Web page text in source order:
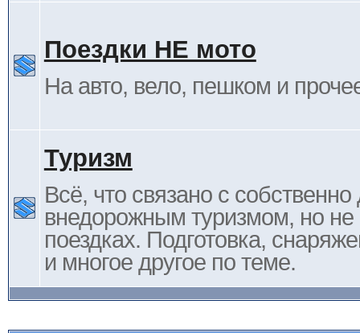
Поездки НЕ мото
На авто, вело, пешком и
Туризм
Всё, что связано с
внедорожным туризмом, но не
поездках. Подготовка,
и многое другое по теме.